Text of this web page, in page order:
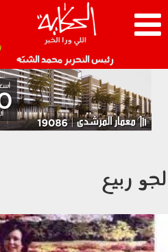
رئيس التحرير محمد الشبّه
ربيع
سعاد حسني